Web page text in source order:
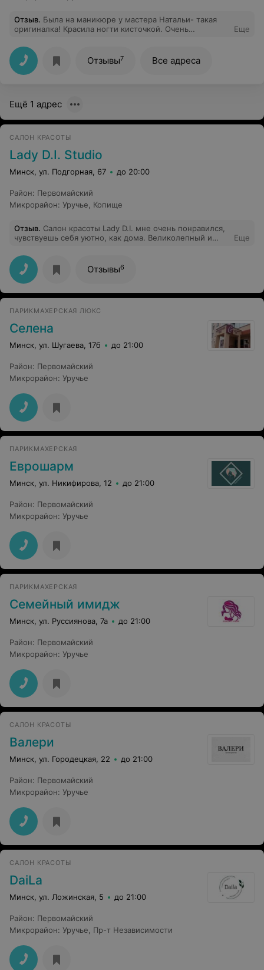
Отзыв. Была на маникюре у мастера Натальи- такая
оригиналка! Красила ногти кисточкой. Очень
Сама парикмахерская прелестна- после ремонта:
Кондер, навесной потолок, всё аккуратно, просторно, с
видом на проспект, окно открывают полностью на
проветривание
Еще
Отзывы7 Все адреса
Ещё 1 адрес
САЛОН КРАСОТЫ
Lady D.I. Studio
Минск, ул. Подгорная, 67 до 20:00
Район: Первомайский
Микрорайон: Уручье Копище
Отзыв. Салон красоты Lady D.I. мне очень понравился,
чувствуешь себя уютно, как дома. Великолепный и
Вот уже долгое время я доверяю свои волосы мастеру
Антону, он всегда поражает меня своими
способностями, подбирает тон волос в нужный цвет,
результат его работы радует долгое время. Всем
советую записываться на стрижки, окрашивание и
Еще
Отзывы6
ПАРИКМАХЕРСКАЯ ЛЮКС
Селена
Минск, ул. Шугаева, 17б до 21:00
Район: Первомайский
Микрорайон: Уручье
ПАРИКМАХЕРСКАЯ
Еврошарм
Минск, ул. Никифирова, 12 до 21:00
Район: Первомайский
Микрорайон: Уручье
ПАРИКМАХЕРСКАЯ
Семейный имидж
Минск, ул. Руссиянова, 7а до 21:00
Район: Первомайский
Микрорайон: Уручье
САЛОН КРАСОТЫ
Валери
Минск, ул. Городецкая, 22 до 21:00
Район: Первомайский
Микрорайон: Уручье
САЛОН КРАСОТЫ
DaiLa
Минск, ул. Ложинская, 5 до 21:00
Район: Первомайский
Микрорайон: Уручье Пр-т Независимости